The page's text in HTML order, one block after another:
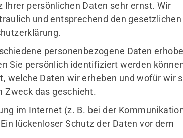
Ihrer persönlichen Daten sehr ernst. Wir
und entsprechend den gesetzlichen
personenbezogene Daten
Sie persönlich identifiziert werden
welche Daten wir erheben und wofür wir
Zweck das geschieht.
im Internet (z. B. bei der
lückenloser Schutz der Daten vor dem